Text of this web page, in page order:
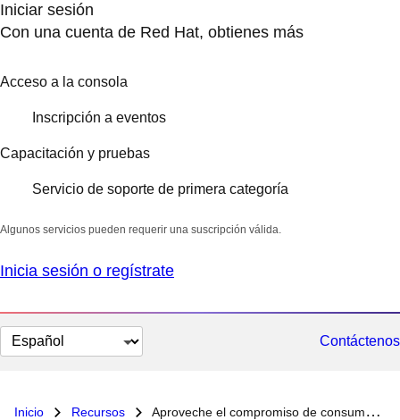
Iniciar sesión
Con una cuenta de Red Hat, obtienes más
Acceso a la consola
Inscripción a eventos
Capacitación y pruebas
Servicio de soporte de primera categoría
Algunos servicios pueden requerir una suscripción válida.
Inicia sesión o regístrate
Cambiar
el
Contáctenos
Inicio Recursos Aproveche el compromiso de consumo de Microsoft Azure para las soluciones de Red Hat